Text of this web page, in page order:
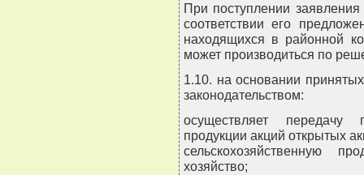
При поступлении
соответствии его
находящихся в районной
может производиться по
1.10. на основании
законодательством:
осуществляет передачу
продукции акций открытых
сельскохозяйственную
хозяйство;